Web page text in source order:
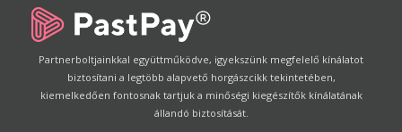
Partnerboltjainkkal együttműködve, igyekszünk megfelelő kínálatot
biztosítani a legtöbb alapvető horgászcikk tekintetében,
kiemelkedően fontosnak tartjuk a minőségi kiegészítők kínálatának
állandó biztosítását.